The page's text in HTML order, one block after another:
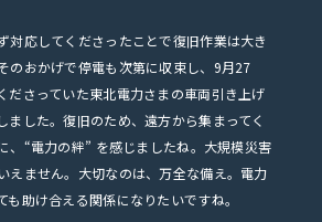
対応してくださったことで復旧作業は大き
のおかげで停電も次第に収束し、9月27
ださっていた東北電力さまの車両引き上げ
ました。復旧のため、遠方から集まってく
、“電力の絆” を感じましたね。大規模災害
えません。大切なのは、万全な備え。電力
も助け合える関係になりたいですね。